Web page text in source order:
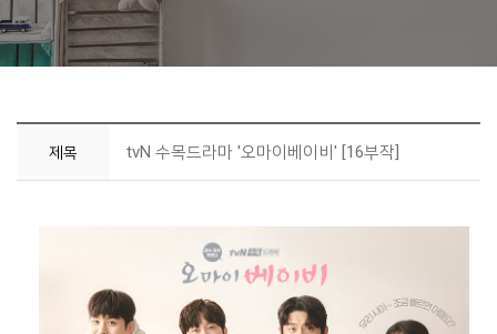
제목 tvN 수목드라마 '오마이베이비' [16부작]